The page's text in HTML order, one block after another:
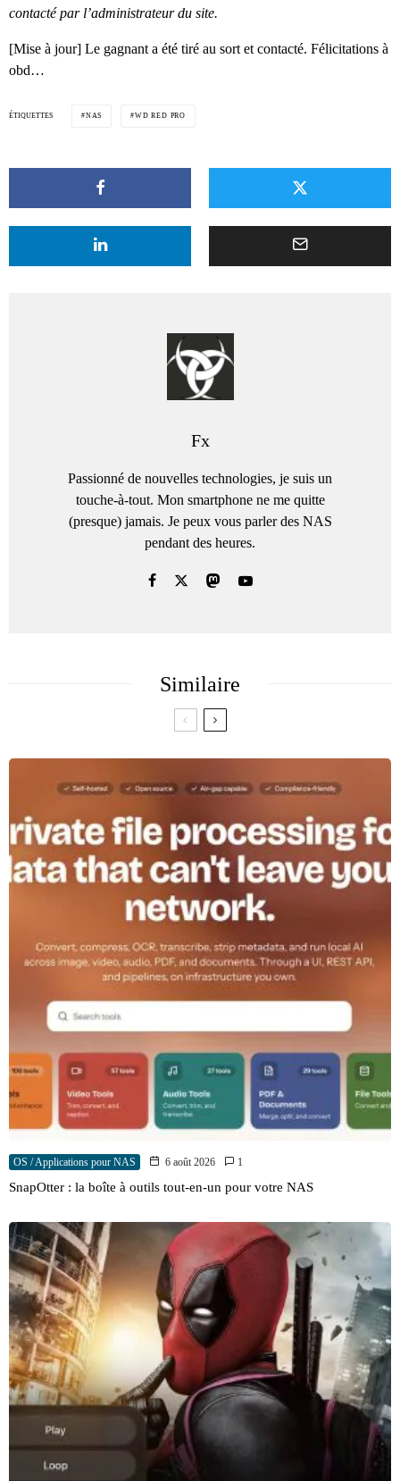
contacté par l’administrateur du site.
[Mise à jour] Le gagnant a été tiré au sort et contacté. Félicitations à
obd…
ÉTIQUETTES NAS WD RED PRO
Fx
Passionné de nouvelles technologies, je suis un
touche-à-tout. Mon smartphone ne me quitte
(presque) jamais. Je peux vous parler des NAS
pendant des heures.
Similaire
OS / Applications pour NAS 6 août 2026 1
SnapOtter : la boîte à outils tout-en-un pour votre NAS